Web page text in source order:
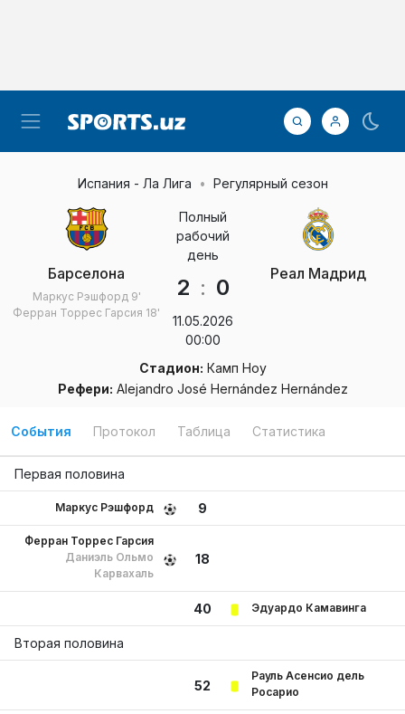
Испания - Ла Лига Регулярный сезон
Барселона
Маркус Рэшфорд 9'
Ферран Торрес Гарсия 18'
Полный
рабочий
день
2 : 0
11.05.2026
00:00
Реал Мадрид
Стадион: Камп Ноу
Рефери: Alejandro José Hernández Hernández
События Протокол Таблица Статистика
Первая половина
9
Маркус Рэшфорд
18
Ферран Торрес Гарсия
Даниэль Ольмо
Карвахаль
40 Эдуардо Камавинга
Вторая половина
52
Рауль Асенсио дель
Росарио